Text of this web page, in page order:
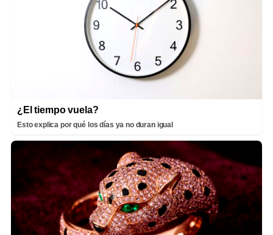
¿El tiempo vuela?
Esto explica por qué los días ya no duran igual